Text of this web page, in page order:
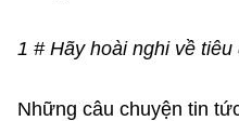
1 # Hãy hoài nghi về tiêu
Những câu chuyện tin